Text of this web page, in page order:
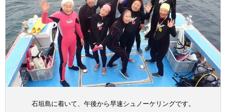
石垣島に着いて、午後から早速シュノーケリングです。